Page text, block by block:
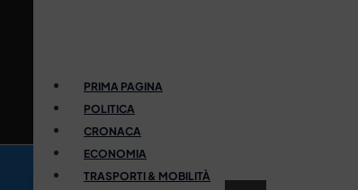
PRIMA PAGINA
POLITICA
CRONACA
ECONOMIA
TRASPORTI & MOBILITÀ